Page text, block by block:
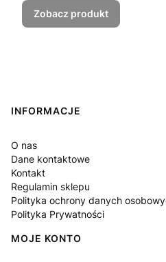
Zobacz produkt
Linki w stopce
INFORMACJE
O nas
Dane kontaktowe
Kontakt
Regulamin sklepu
Polityka ochrony danych
Polityka Prywatności
MOJE KONTO